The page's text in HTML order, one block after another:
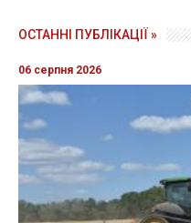
ОСТАННІ ПУБЛІКАЦІЇ »
06 серпня 2026